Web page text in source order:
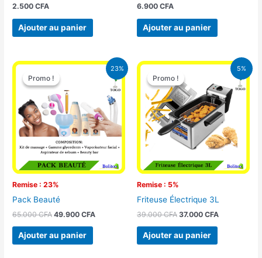
2.500CFA
Ajouter au panier
6.900 CFA
Ajouter au panier
23%
Promo !
Remise : 23%
Promo !
Pack Beauté
65.000CFA
Le
prix
initial
était :
65.000 CFA.
49.900CFA
Le
prix
actuel
est :
49.900 CFA.
Ajouter au panier
5%
Promo !
Remise : 5%
Promo !
Friteuse Électrique 3L
39.000CFA
Le
initial
était :
39.000 CFA.
37.000 CFA
Le
prix
actuel
est :
37.000 CFA.
Ajouter au panier